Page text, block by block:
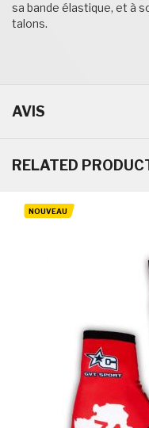
sa bande élastique, et à
talons.
AVIS
RELATED
NOUVEAU